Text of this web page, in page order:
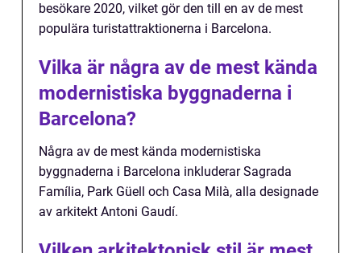
besökare 2020, vilket gör den till en av de mest
populära turistattraktionerna i Barcelona.
Vilka är några av de mest kända
modernistiska byggnaderna i
Barcelona?
Några av de mest kända modernistiska
byggnaderna i Barcelona inkluderar Sagrada
Família, Park Güell och Casa Milà, alla designade
av arkitekt Antoni Gaudí.